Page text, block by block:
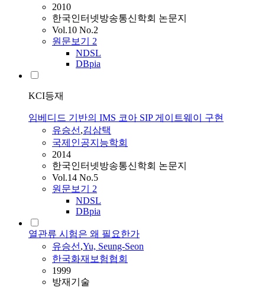
2010
한국인터넷방송통신학회 논문지
Vol.10 No.2
원문보기 2
NDSL
DBpia
KCI등재
임베디드 기반의 IMS 코아 SIP 게이트웨이 구현
유승선,김삼택
국제인공지능학회
2014
한국인터넷방송통신학회 논문지
Vol.14 No.5
원문보기 2
NDSL
DBpia
열관류 시험은 왜 필요한가
유승선,Yu, Seung-Seon
한국화재보험협회
1999
방재기술